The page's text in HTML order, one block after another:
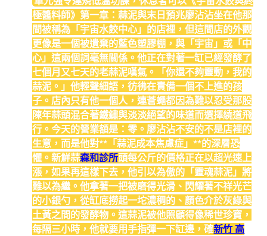
極醬料師》第一章：蒜泥與末日預兆廖沾沾坐在他那
間被稱為「宇宙水餃中心」的店裡，但這間店的外觀
更像是一個被遺棄的藍色塑膠棚，與「宇宙」或「中
心」這兩個詞毫無關係。他正在對著一缸已經發酵了
七個月又七天的老蒜泥嘆氣。「你還不夠靈動，我的
蒜泥。」他輕聲細語，彷彿在責備一個不上進的孩
子。店內只有他一個人，連蒼蠅都因為難以忍受那股
陳年蒜頭混合著鐵鏽與淡淡絕望的味道而選擇繞道飛
行。今天的營業額是：零。廖沾沾不安的不是店裡的
生意，而是他對**「蒜泥成本焦慮症」**的深層恐
懼。新鮮蒜森和診所頭每公斤的價格正在以超光速上
漲，如果再這樣下去，他引以為傲的「靈魂蒜泥」將
難以為繼。他拿著一把被磨得光滑、閃耀著不祥光芒
的小銀勺，從缸底撈起一坨濃稠的、顏色介於灰綠與
土黃之間的發酵物。這蒜泥被他照顧得像稀世珍寶，
每隔三小時，他就要用手指彈一下缸邊，確新竹 高